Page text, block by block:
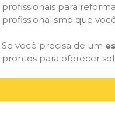
profissionais para
profissionalismo que
Se você precisa de um
prontos para oferecer